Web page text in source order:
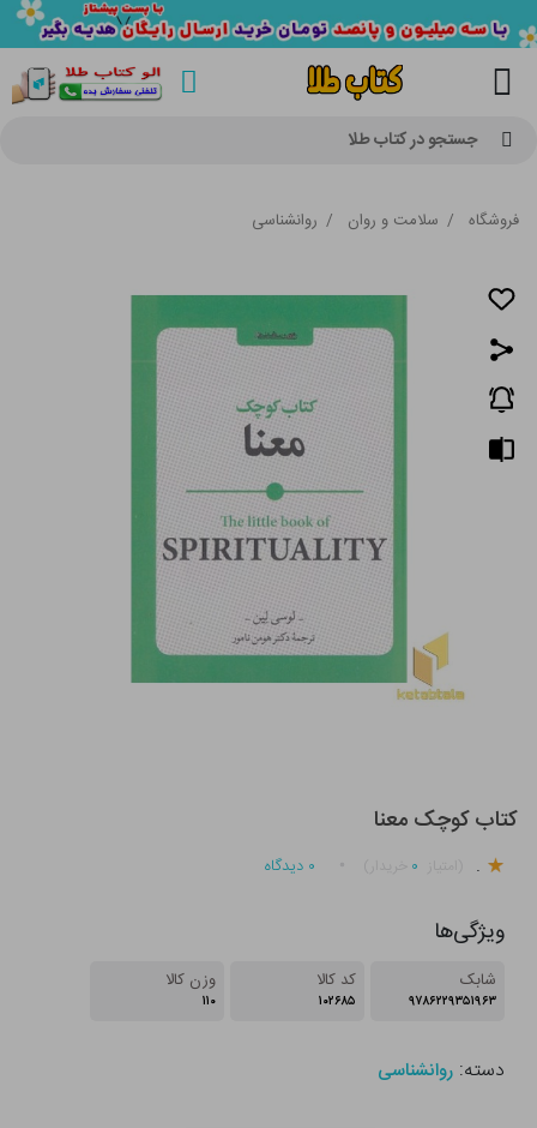
جستجو در کتاب طلا
فروشگاه / سلامت و روان / روانشناسی
کتاب کوچک معنا
. ۰ ۰ دیدگاه
ویژگی‌ها
شابک
۹۷۸۶۲۲۹۳۵۱۹۶۳
کد کالا
۱۰۲۶۸۵
وزن کالا
۱۱۰
دسته:روانشناسی